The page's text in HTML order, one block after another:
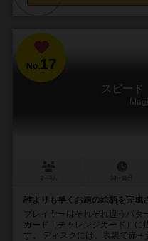
No.17
スピード
誰よりも早くお題の絵柄を完成
プレイヤーはそれぞれ違うパタ
カード（チャレンジカード）に
す。 ディスクには、表裏で赤＋